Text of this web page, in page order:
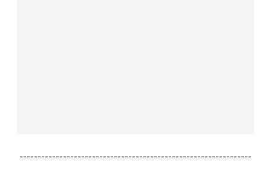
----------------------------------------------------------------